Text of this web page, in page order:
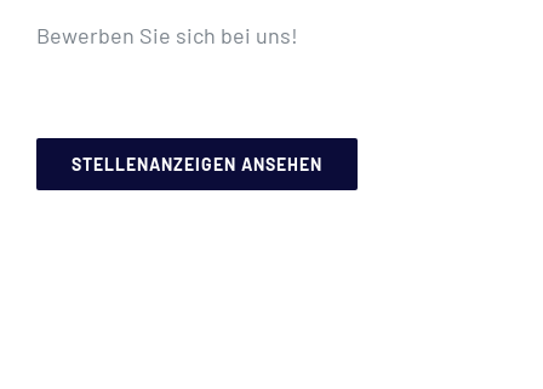
Bewerben Sie sich bei uns!
STELLENANZEIGEN ANSEHEN